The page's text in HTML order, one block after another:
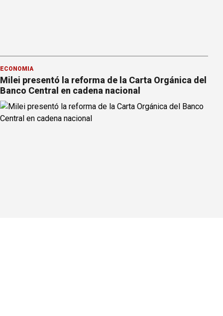
ECONOMÍA
Milei presentó la reforma de la Carta Orgánica del
Banco Central en cadena nacional